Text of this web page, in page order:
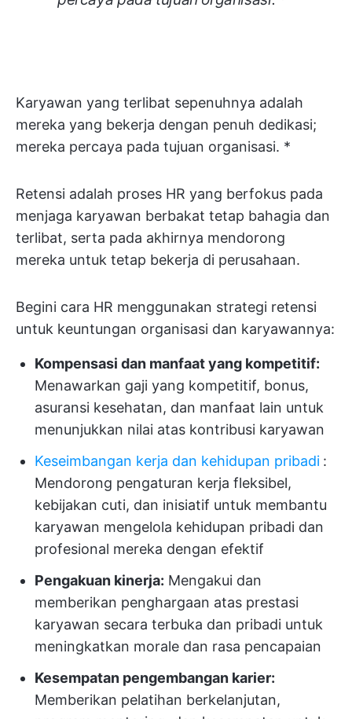
Karyawan yang terlibat sepenuhnya adalah
mereka yang bekerja dengan penuh dedikasi;
mereka percaya pada tujuan organisasi. *
Retensi adalah proses HR yang berfokus pada
menjaga karyawan berbakat tetap bahagia dan
terlibat, serta pada akhirnya mendorong
mereka untuk tetap bekerja di perusahaan.
Begini cara HR menggunakan strategi retensi
untuk keuntungan organisasi dan karyawannya:
Kompensasi dan manfaat yang kompetitif:
Menawarkan gaji yang kompetitif, bonus,
asuransi kesehatan, dan manfaat lain untuk
menunjukkan nilai atas kontribusi karyawan
Keseimbangan kerja dan kehidupan pribadi :
Mendorong pengaturan kerja fleksibel,
kebijakan cuti, dan inisiatif untuk membantu
karyawan mengelola kehidupan pribadi dan
profesional mereka dengan efektif
Pengakuan kinerja: Mengakui dan
memberikan penghargaan atas prestasi
karyawan secara terbuka dan pribadi untuk
meningkatkan morale dan rasa pencapaian
Kesempatan pengembangan karier:
Memberikan pelatihan berkelanjutan,